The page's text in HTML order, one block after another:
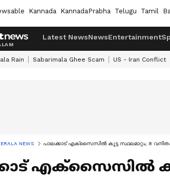
Kannada KannadaPrabha Telugu Tamil
Latest NewsNewsEntertainment
Rain Sabarimala Ghee Scam US - Iran Conflict
NEWS പാലക്കാട് എക്സൈസിൽ കൂട്ട സ്ഥലമാറ്റം; 8
എക്സൈസിൽ